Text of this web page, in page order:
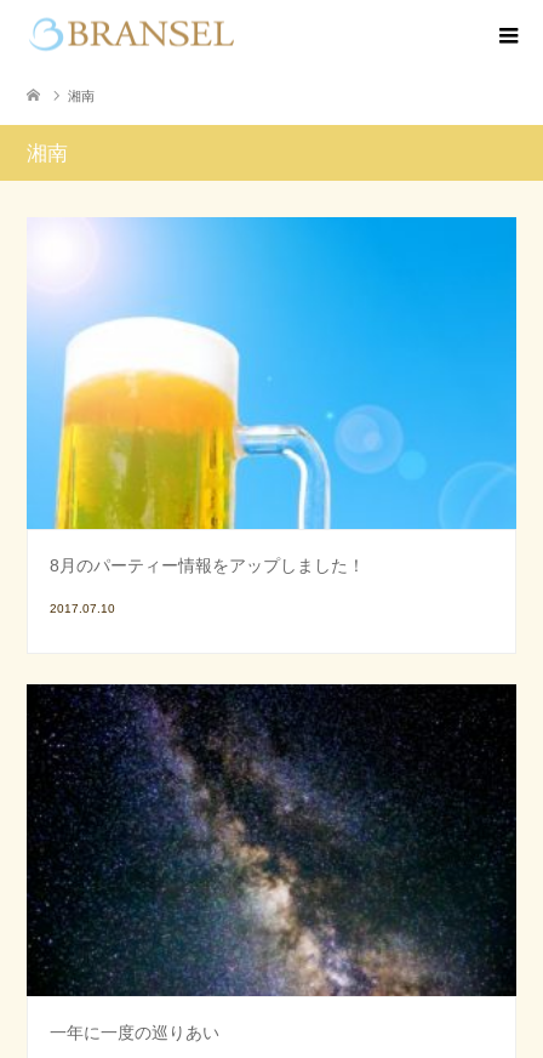
湘南
湘南
8月のパーティー情報をアップしました！
2017.07.10
一年に一度の巡りあい